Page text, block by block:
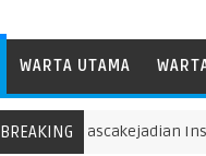
WARTA UTAMA
BREAKING
Pascakejadian Insiden